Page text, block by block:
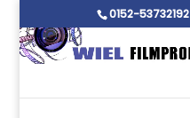
0152-53732192